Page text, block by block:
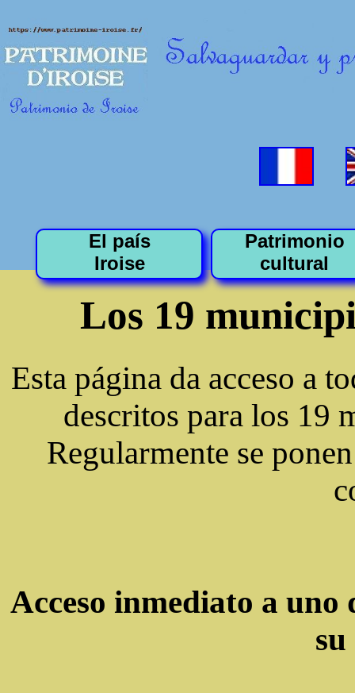
El país
Iroise
Patrimonio
cultural
Los 19
Esta página da acceso a
descritos para los 19
Regularmente se
Acceso inmediato a uno